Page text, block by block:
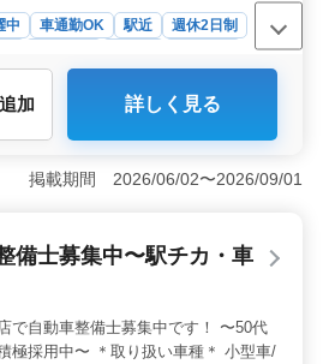
中 車通勤OK 駅近
週休2日制
験を活かせる仕事内容＞ 納車前
入出庫管理などを担当します。販
務にも携わり、整備経験や資格を
きる環境です。 ＜無理なく働け
2日制を採用しており、年間休日
残業時間も少なく、仕事とプライ
ながら働きやすい職場で
立地に加え、無料駐車場完備でマ
。社員海外旅行など独自の福利厚
加 詳しく見る
掲載期間 2026/06/02〜2026/09/01
備士募集中〜駅チカ・車
で自動車整備士募集中です！ 〜50代
極採用中〜 ＊取り扱い車種＊ 小型車/